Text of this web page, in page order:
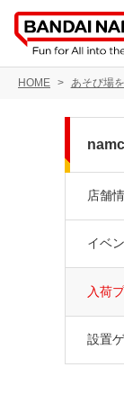
HOME あそび場
店舗
イベ
入荷
設置